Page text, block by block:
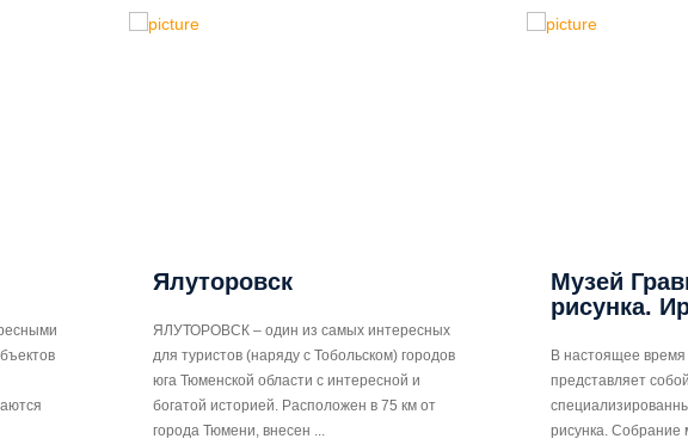
Ялуторовск
ЯЛУТОРОВСК – один из самых интересных
для туристов (наряду с Тобольском) городов
юга Тюменской области с интересной и
богатой историей. Расположен в 75 км от
города Тюмени, внесен ...
Музей
рисунка.
В настоящее время
представляет
рисунка. Собрание